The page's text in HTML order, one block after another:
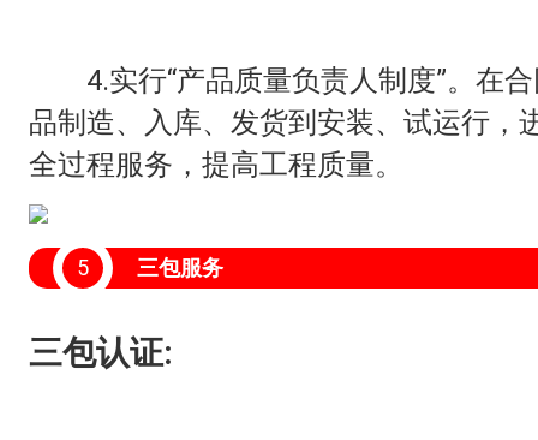
4.实行“产品质量负责人制度”。在合
品制造、入库、发货到安装、试运行，
全过程服务，提高工程质量。
三包服务
5
三包认证: